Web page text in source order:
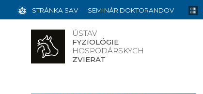
ÚSTAV
FYZIOLÓGIE
HOSPODÁRSKYCH
ZVIERAT
STRÁNKA SAV SEMINÁR DOKTORANDOV